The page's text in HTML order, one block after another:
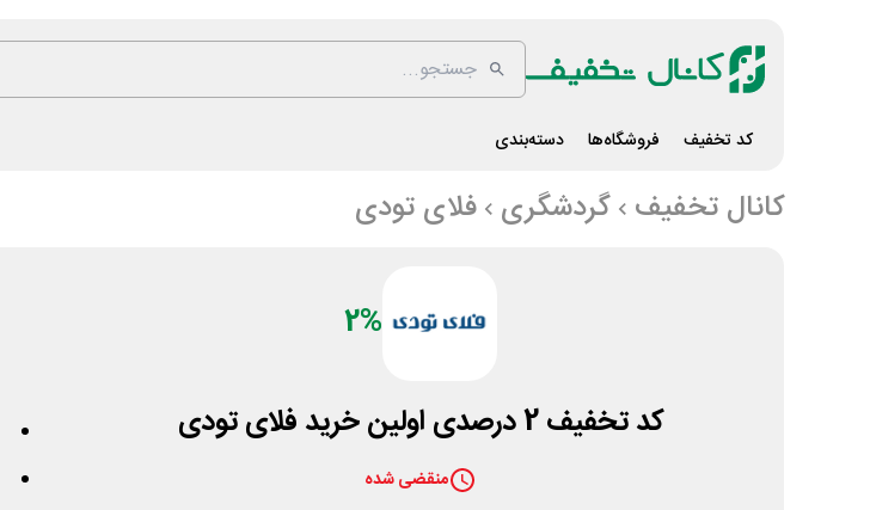
کد تخفیف فروشگاه‌ها دسته‌بندی
کانال تخفیف گردشگری فلای تودی
2%
کد تخفیف 2 درصدی اولین خرید فلای تودی
منقضی شده